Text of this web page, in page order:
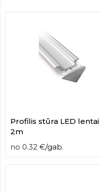
Profilis stūra LED lentai
2m
no 0.32 €/gab.